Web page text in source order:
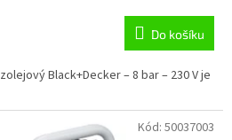
Do košíku
Black+Decker – 8 bar – 230 V je
Kód: 50037003